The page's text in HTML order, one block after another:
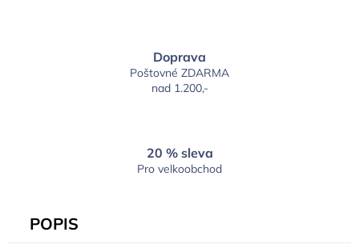
Doprava
Poštovné ZDARMA
nad 1.200,-
20 % sleva
Pro velkoobchod
POPIS